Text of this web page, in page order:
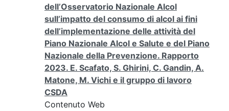
dell’Osservatorio Nazionale Alcol
sull’impatto del consumo di alcol ai fini
dell’implementazione delle attività del
Piano Nazionale Alcol e Salute e del Piano
Nazionale della Prevenzione. Rapporto
2023. E. Scafato, S. Ghirini, C. Gandin, A.
Matone, M. Vichi e il gruppo di lavoro
CSDA
Contenuto Web